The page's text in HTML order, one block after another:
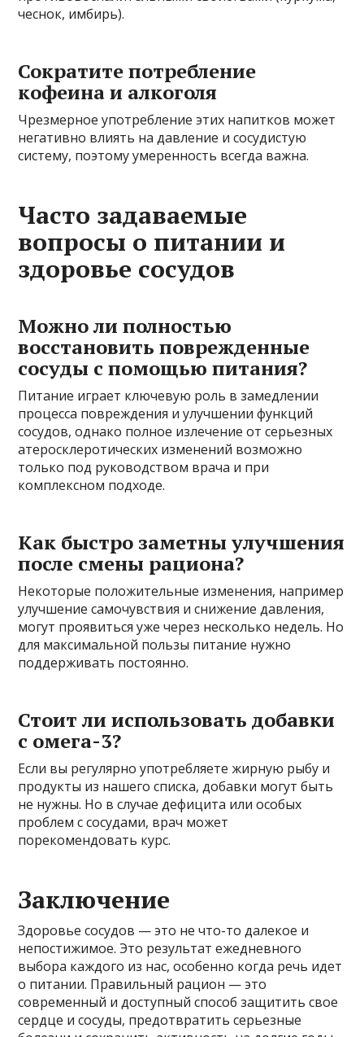
чеснок, имбирь).
Сократите потребление
кофеина и алкоголя
Чрезмерное употребление этих напитков может
негативно влиять на давление и сосудистую
систему, поэтому умеренность всегда важна.
Часто задаваемые
вопросы о питании и
здоровье сосудов
Можно ли полностью
восстановить поврежденные
сосуды с помощью питания?
Питание играет ключевую роль в замедлении
процесса повреждения и улучшении функций
сосудов, однако полное излечение от серьезных
атеросклеротических изменений возможно
только под руководством врача и при
комплексном подходе.
Как быстро заметны улучшения
после смены рациона?
Некоторые положительные изменения, например
улучшение самочувствия и снижение давления,
могут проявиться уже через несколько недель. Но
для максимальной пользы питание нужно
поддерживать постоянно.
Стоит ли использовать добавки
с омега-3?
Если вы регулярно употребляете жирную рыбу и
продукты из нашего списка, добавки могут быть
не нужны. Но в случае дефицита или особых
проблем с сосудами, врач может
порекомендовать курс.
Заключение
Здоровье сосудов — это не что-то далекое и
непостижимое. Это результат ежедневного
выбора каждого из нас, особенно когда речь идет
о питании. Правильный рацион — это
современный и доступный способ защитить свое
сердце и сосуды, предотвратить серьезные